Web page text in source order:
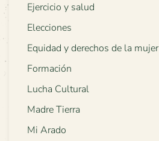
Ejercicio y salud
Elecciones
Equidad y derechos de la mujer
Formación
Lucha Cultural
Madre Tierra
Mi Arado